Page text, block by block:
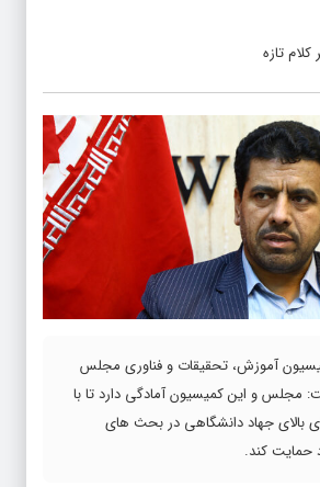
تازه
آموزش، تحقیقات و فناوری مجلس
مجلس و این کمیسیون آمادگی دارد تا با
بالای جهاد دانشگاهی در بحث های
حمایت کند.